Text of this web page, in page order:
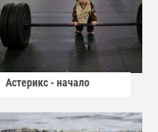
Астерикс - начало